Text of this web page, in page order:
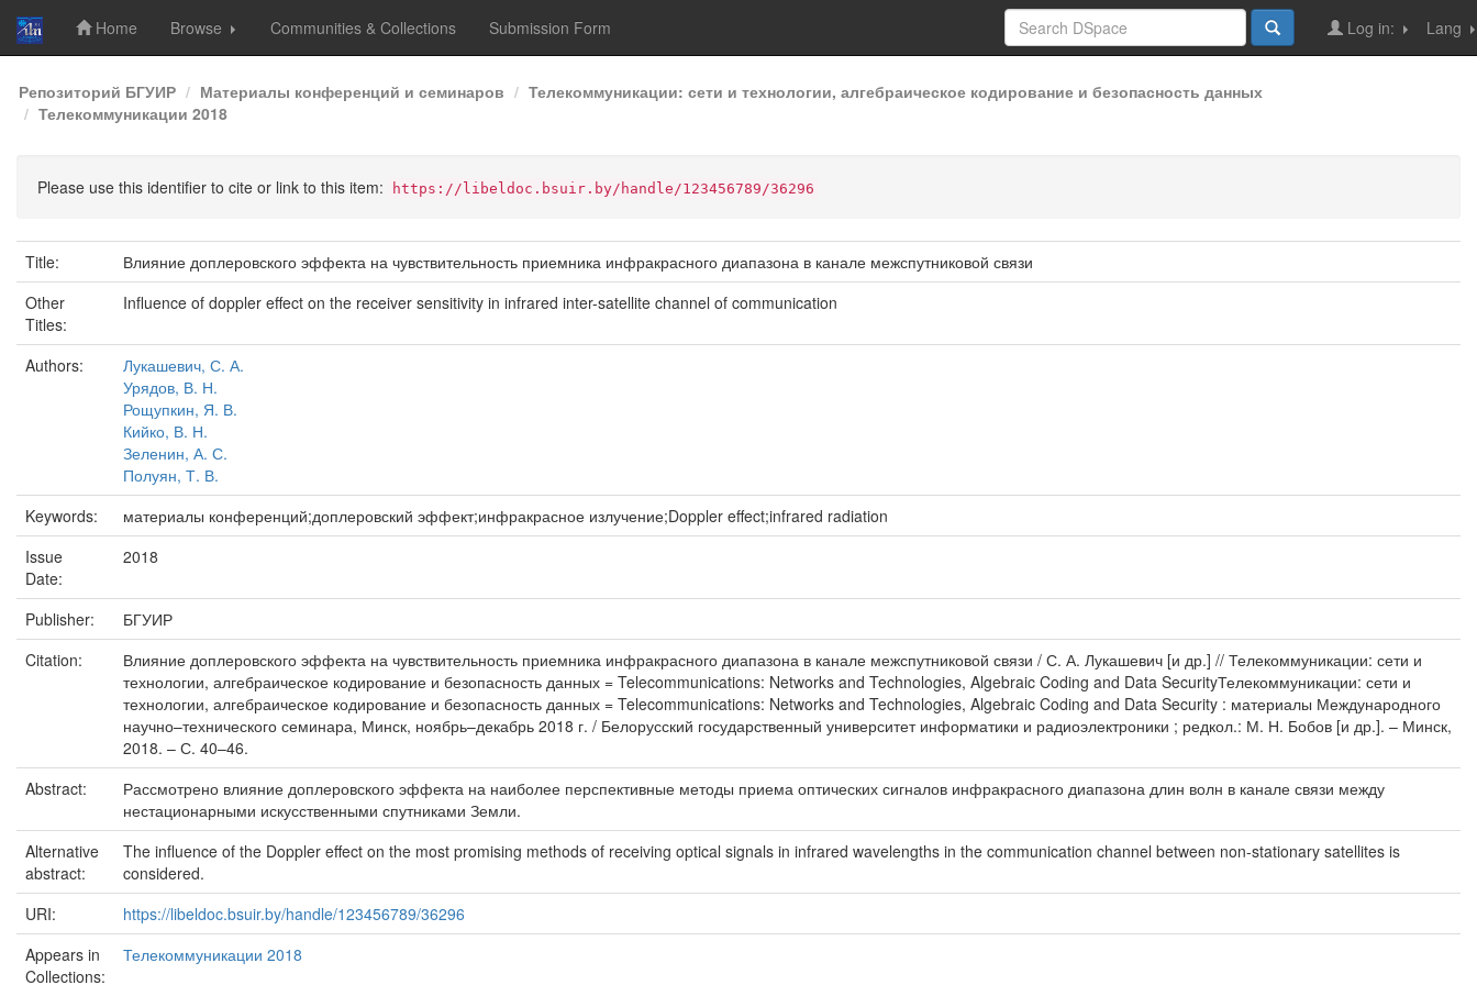
Skip
navigation
Home Browse Communities & Collections Submission Form Lang
Log in:
Репозиторий БГУИР Материалы конференций и семинаров
Телекоммуникации: сети и технологии, алгебраическое кодирование и безопасность данных
Телекоммуникации 2018
Please use this identifier to cite or link to this item: https://libeldoc.bsuir.by/handle/123456789/36296
Title:
Влияние доплеровского эффекта на чувствительность приемника инфракрасного диапазона в канале межспутниковой связи
Other
Titles:
Influence of doppler effect on the receiver sensitivity in infrared inter-satellite channel of communication
Authors:
Лукашевич, С. А.
Урядов, В. Н.
Рощупкин, Я. В.
Кийко, В. Н.
Зеленин, А. С.
Полуян, Т. В.
Keywords:
материалы конференций;доплеровский эффект;инфракрасное излучение;Doppler effect;infrared radiation
Issue
Date:
2018
Publisher:
БГУИР
Citation:
Влияние доплеровского эффекта на чувствительность приемника инфракрасного диапазона в канале межспутниковой связи / С. А. Лукашевич [и др.] // Телекоммуникации: сети и
технологии, алгебраическое кодирование и безопасность данных = Telecommunications: Networks and Technologies, Algebraic Coding and Data SecurityТелекоммуникации: сети и
технологии, алгебраическое кодирование и безопасность данных = Telecommunications: Networks and Technologies, Algebraic Coding and Data Security : материалы Международного
научно–технического семинара, Минск, ноябрь–декабрь 2018 г. / Белорусский государственный университет информатики и радиоэлектроники ; редкол.: М. Н. Бобов [и др.]. – Минск,
2018. – С. 40–46.
Abstract:
Рассмотрено влияние доплеровского эффекта на наиболее перспективные методы приема оптических сигналов инфракрасного диапазона длин волн в канале связи между
нестационарными искусственными спутниками Земли.
Alternative
abstract:
The influence of the Doppler effect on the most promising methods of receiving optical signals in infrared wavelengths in the communication channel between non-stationary satellites is
considered.
URI:
https://libeldoc.bsuir.by/handle/123456789/36296
Appears in
Collections:
Телекоммуникации 2018